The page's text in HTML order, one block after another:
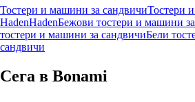
Тостери и машини за сандвичиТостери
HadenHadenБежови тостери и машини
тостери и машини за сандвичиБели
сандвичи
Сега в Bonami